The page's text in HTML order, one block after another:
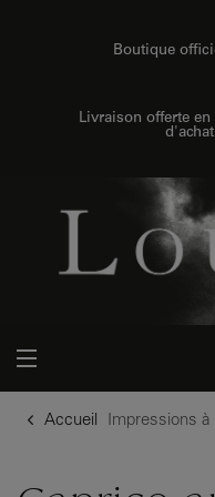
Boutique
Livraison offerte
d'achat
Accueil Impressions à